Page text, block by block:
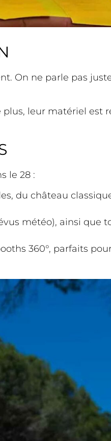
On ne parle pas
plus, leur matériel
le 28 :
du château
météo), ainsi que
360°, parfaits